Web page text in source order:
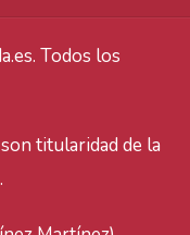
Todos los
titularidad de la